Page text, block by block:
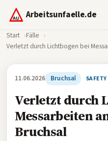
Arbeitsunfaelle.de
Start
Fälle
Verletzt durch Lichtbogen bei
11.06.2026 Bruchsal
Verletzt durch
Messarbeiten
Bruchsal